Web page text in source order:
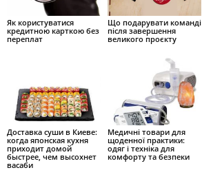
Як користуватися
кредитною карткою без
переплат
Що подарувати команді
після завершення
великого проєкту
Доставка суши в Киеве:
когда японская кухня
приходит домой
быстрее, чем высохнет
васаби
Медичні товари для
щоденної практики:
одяг і техніка для
комфорту та безпеки